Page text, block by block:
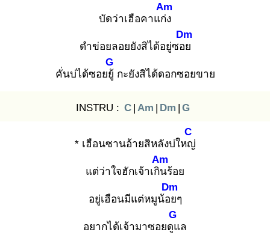
บัดว่าเฮือคาแก่ง
Am
ดำข่อยลอยยังสิได้อยู่ซอย
Dm
คั่นบ่ได้ซอยยู้
G
กะยังสิได้ดอกซอยขาย
INSTRU : C | Am | Dm | G
* เฮือนซานอ้ายสิหลังบ่ใหญ่
C
แต่ว่าใจฮักเจ้าเกิน
Am
ร้อย
อยู่เฮือนมีแต่หมูน้อย
Dm
ๆ
อยากได้เจ้ามาซอยดูแ
G
ล